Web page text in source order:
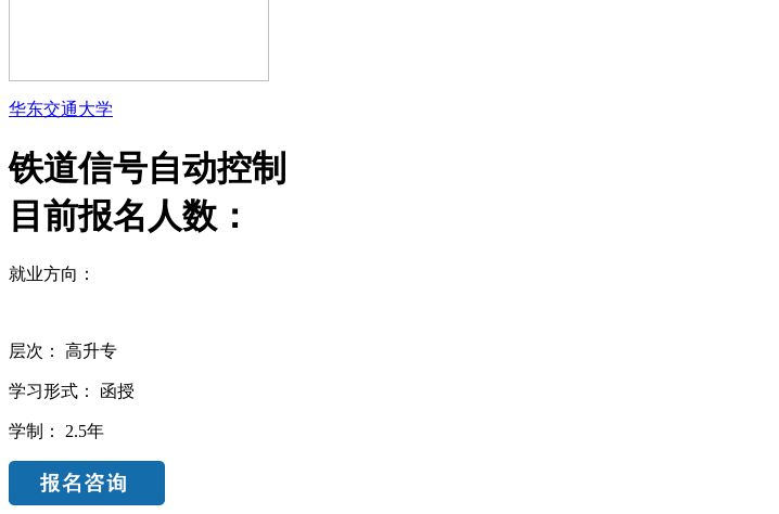
华东交通大学
铁道信号自动控制
目前报名人数：
就业方向：
层次： 高升专
学习形式： 函授
学制： 2.5年